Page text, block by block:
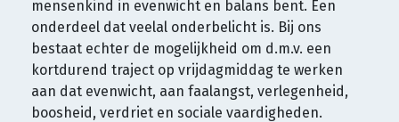
mensenkind in evenwicht en balans bent. Een
onderdeel dat veelal onderbelicht is. Bij ons
bestaat echter de mogelijkheid om d.m.v. een
kortdurend traject op vrijdagmiddag te werken
aan dat evenwicht, aan faalangst, verlegenheid,
boosheid, verdriet en sociale vaardigheden.